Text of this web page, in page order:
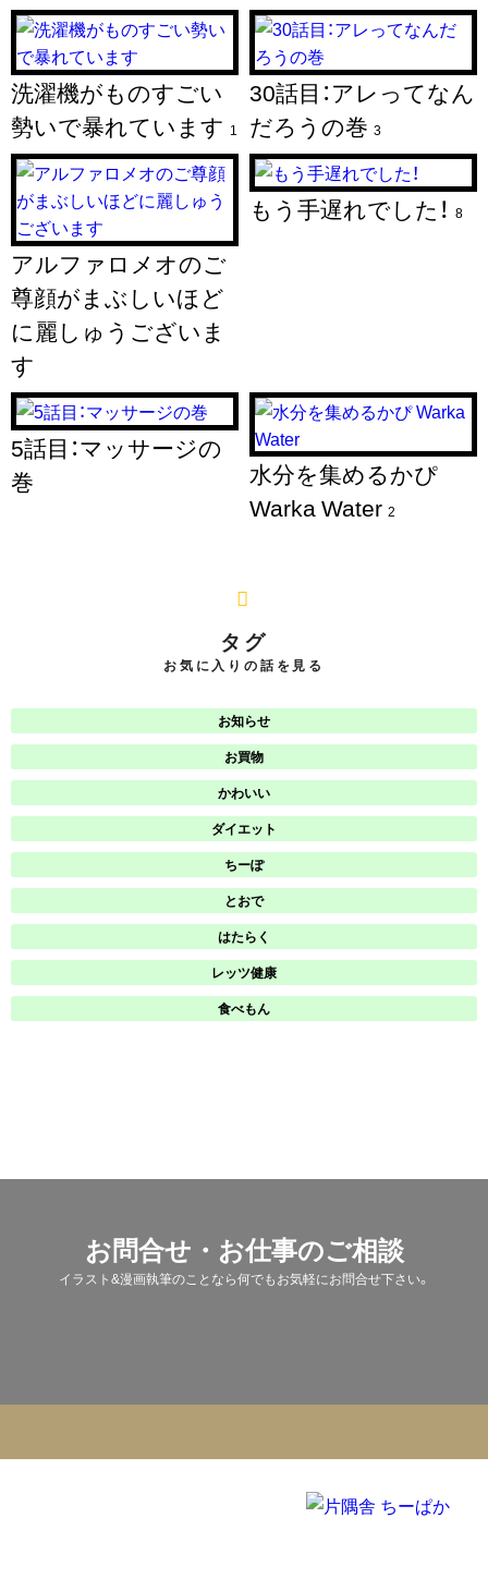
洗濯機がものすごい
勢いで暴れています 1
30話目：アレってなん
だろうの巻 3
アルファロメオのご
尊顔がまぶしいほど
に麗しゅうございま
す
もう手遅れでした！ 8
5話目：マッサージの
巻
水分を集めるかぴ
Warka Water 2
タグ
お気に入りの話を見る
お知らせ
お買物
かわいい
ダイエット
ちーぽ
とおで
はたらく
レッツ健康
食べもん
お問合せ・お仕事のご相談
イラスト&漫画執筆のことなら何でもお気軽にお問合せ下さい。